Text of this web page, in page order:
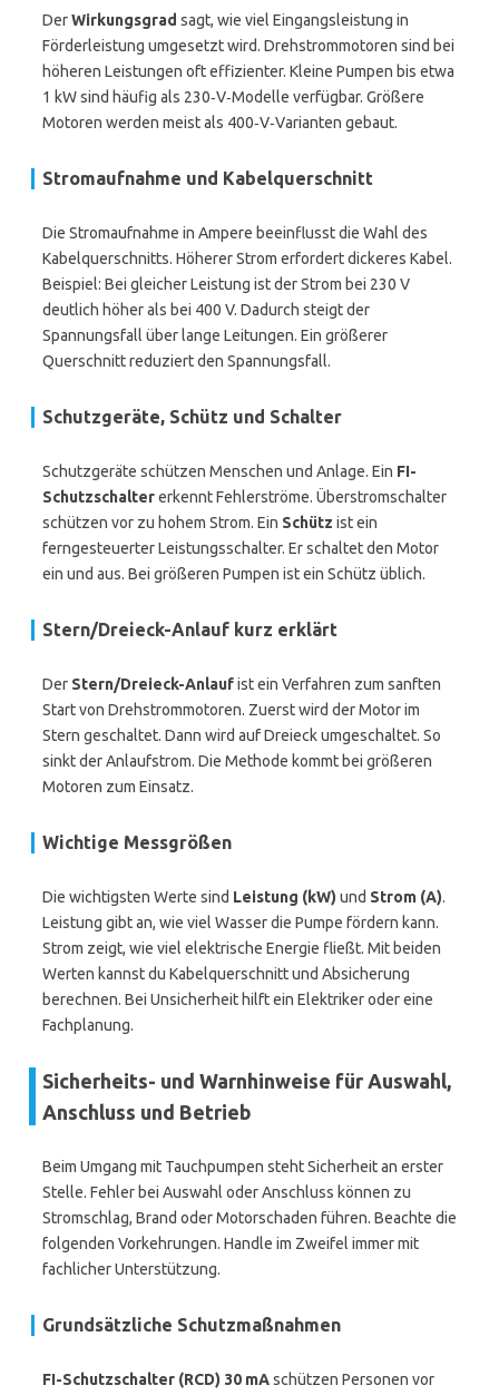
DerWirkungsgrad sagt, wie viel Eingangsleistung in
Förderleistung umgesetzt wird. Drehstrommotoren sind bei
höheren Leistungen oft effizienter. Kleine Pumpen bis etwa
1 kW sind häufig als 230‑V‑Modelle verfügbar. Größere
Motoren werden meist als 400‑V‑Varianten gebaut.
Stromaufnahme und Kabelquerschnitt
Die Stromaufnahme in Ampere beeinflusst die Wahl des
Kabelquerschnitts. Höherer Strom erfordert dickeres Kabel.
Beispiel: Bei gleicher Leistung ist der Strom bei 230 V
deutlich höher als bei 400 V. Dadurch steigt der
Spannungsfall über lange Leitungen. Ein größerer
Querschnitt reduziert den Spannungsfall.
Schutzgeräte, Schütz und Schalter
Schutzgeräte schützen Menschen und Anlage. Ein FI-
Schutzschaltererkennt Fehlerströme. Überstromschalter
schützen vor zu hohem Strom. Ein Schütz ist ein
ferngesteuerter Leistungsschalter. Er schaltet den Motor
ein und aus. Bei größeren Pumpen ist ein Schütz üblich.
Stern/Dreieck-Anlauf kurz erklärt
Der Stern/Dreieck-Anlaufist ein Verfahren zum sanften
Start von Drehstrommotoren. Zuerst wird der Motor im
Stern geschaltet. Dann wird auf Dreieck umgeschaltet. So
sinkt der Anlaufstrom. Die Methode kommt bei größeren
Motoren zum Einsatz.
Wichtige Messgrößen
Die wichtigsten Werte sind Leistung (kW) und Strom (A).
Leistung gibt an, wie viel Wasser die Pumpe fördern kann.
Strom zeigt, wie viel elektrische Energie fließt. Mit beiden
Werten kannst du Kabelquerschnitt und Absicherung
berechnen. Bei Unsicherheit hilft ein Elektriker oder eine
Fachplanung.
Sicherheits- und Warnhinweise für Auswahl,
Anschluss und Betrieb
Beim Umgang mit Tauchpumpen steht Sicherheit an erster
Stelle. Fehler bei Auswahl oder Anschluss können zu
Stromschlag, Brand oder Motorschaden führen. Beachte die
folgenden Vorkehrungen. Handle im Zweifel immer mit
fachlicher Unterstützung.
Grundsätzliche Schutzmaßnahmen
FI-Schutzschalter (RCD) 30 mAschützen Personen vor